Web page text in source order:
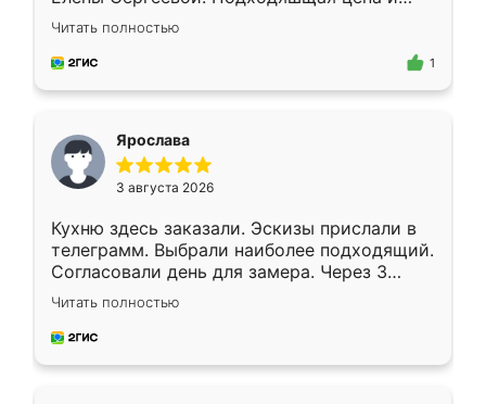
короткие сроки изготовления. Приехавший
для замера сотрудник Владислав
предложил по моему эскизу самый
Читать полностью
1
Ярослава
3 августа 2026
Кухню здесь заказали. Эскизы прислали в
телеграмм. Выбрали наиболее подходящий.
Согласовали день для замера. Через 3
недели кухня была уже готова. Остались
довольны работой. Спасибо Ренессанс
мебель за качественную работу!
Читать полностью